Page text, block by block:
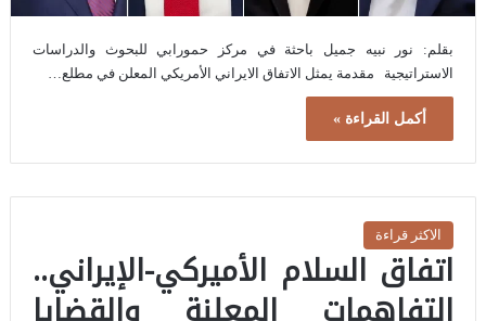
بقلم: نور نبيه جميل باحثة في مركز حمورابي للبحوث والدراسات
الاستراتيجية مقدمة يمثل الاتفاق الايراني الأمريكي المعلن في مطلع…
أكمل القراءة »
الاكثر قراءة
اتفاق السلام الأميركي-الإيراني..